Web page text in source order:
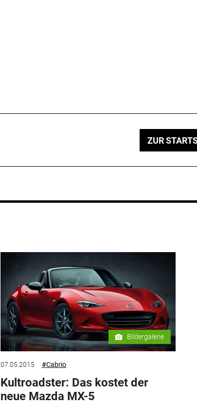
ZUR
Bildergalerie
07.05.2015 #Cabrio
Kultroadster: Das kostet der
neue Mazda MX-5